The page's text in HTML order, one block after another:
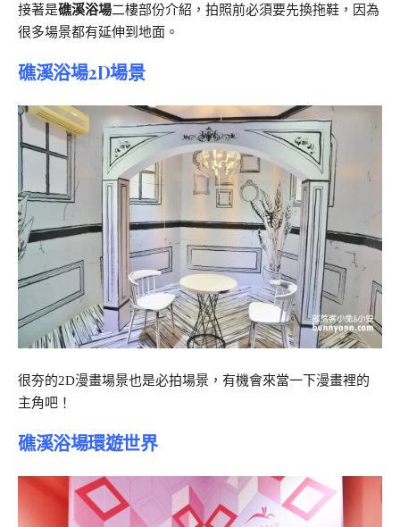
接著是礁溪浴場二樓部份介紹，拍照前必須要先換拖鞋，因為
很多場景都有延伸到地面。
礁溪浴場2D場景
很夯的2D漫畫場景也是必拍場景，有機會來當一下漫畫裡的
主角吧！
礁溪浴場環遊世界